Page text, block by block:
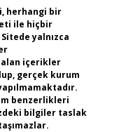
herhangi bir
ile hiçbir
yalnızca
alan içerikler
gerçek kurum
benzerlikleri
bilgiler taslak